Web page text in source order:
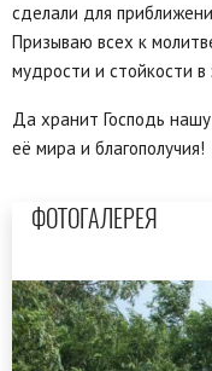
сделали для
Призываю всех к
мудрости и стойкости
Да хранит Господь
её мира и благополучия!
ФОТОГАЛЕРЕЯ